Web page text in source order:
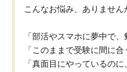
こんなお悩み、ありません
「部活やスマホに夢中で、
「このままで受験に間に合
「真面目にやっているの